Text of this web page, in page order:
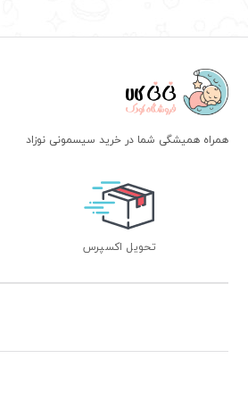
همراه همیشگی شما در خرید سیسمونی نوزاد
تحویل اکسپرس